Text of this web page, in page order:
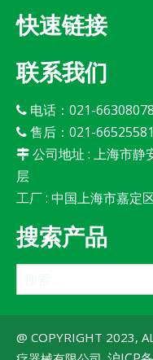
快速链接
联系我们
 电话：021-66308078
 售后：021-66525581
 公司地址 : 上海市静
层
工厂 : 中国上海市嘉定
搜索产品
@ COPYRIGHT 2023,